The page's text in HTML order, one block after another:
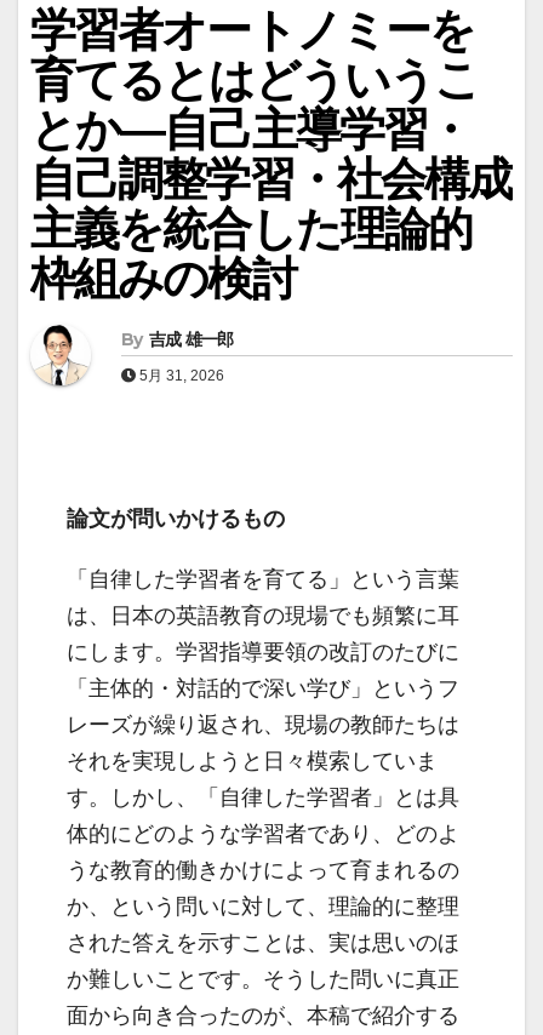
学習者オートノミーを
育てるとはどういうこ
とか―自己主導学習・
自己調整学習・社会構成
主義を統合した理論的
枠組みの検討
By 吉成 雄一郎
5月 31, 2026
論文が問いかけるもの
「自律した学習者を育てる」という言葉
は、日本の英語教育の現場でも頻繁に耳
にします。学習指導要領の改訂のたびに
「主体的・対話的で深い学び」というフ
レーズが繰り返され、現場の教師たちは
それを実現しようと日々模索していま
す。しかし、「自律した学習者」とは具
体的にどのような学習者であり、どのよ
うな教育的働きかけによって育まれるの
か、という問いに対して、理論的に整理
された答えを示すことは、実は思いのほ
か難しいことです。そうした問いに真正
面から向き合ったのが、本稿で紹介する